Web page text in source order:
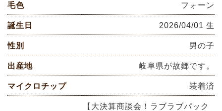
毛色 フォーン
誕生日 2026/04/01 生
性別 男の子
出産地 岐阜県が故郷です。
マイクロチップ 装着済
【大決算商談会！ラブラブパック